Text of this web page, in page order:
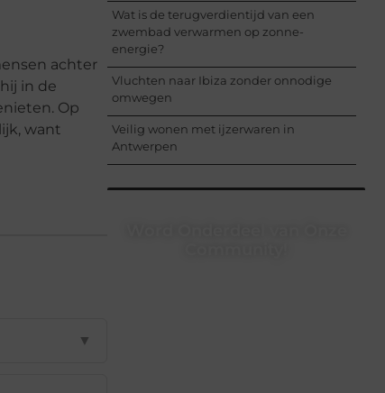
achter
in de
Op
want
▼
Wat is de terugverdientijd van een
zwembad verwarmen op zonne-
energie?
Vluchten naar Ibiza zonder onnodige
omwegen
Veilig wonen met ijzerwaren in
Antwerpen